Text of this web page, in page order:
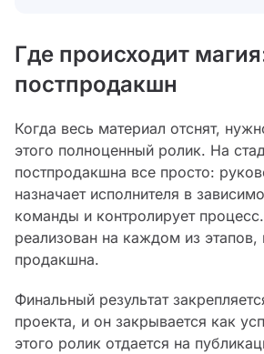
Где происходит
постпродакшн
Когда весь материал отснят,
этого полноценный ролик. На
постпродакшна все просто:
назначает исполнителя в
команды и контролирует
реализован на каждом из
продакшна.
Финальный результат
проекта, и он закрывается как
этого ролик отдается на